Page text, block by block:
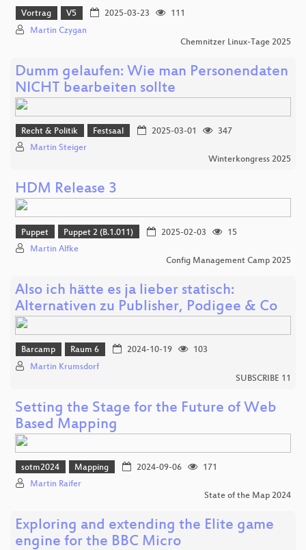
Vortrag V5 2025-03-23
111
Martin Czygan
Chemnitzer Linux-Tage 2025
Dumm gelaufen: Wie man Personendaten
NICHT bearbeiten sollte
Recht & Politik Festsaal 2025-03-01
347
Martin Steiger
Winterkongress 2025
HDM Release 3
Puppet Puppet 2 (B.1.011) 2025-02-03
15
Martin Alfke
Config Management Camp 2025
Also ich hätte es ja lieber statisch:
Alternativen zu Publisher, Podigee & Co
Barcamp Raum 6 2024-10-19
103
Martin Krumsdorf
SUBSCRIBE 11
Setting the Stage for the Future of Web
Based Mapping
sotm2024 Mapping 2024-09-06
171
Martin Raifer
State of the Map 2024
Exploring and extending the Elite game
engine for the BBC Micro